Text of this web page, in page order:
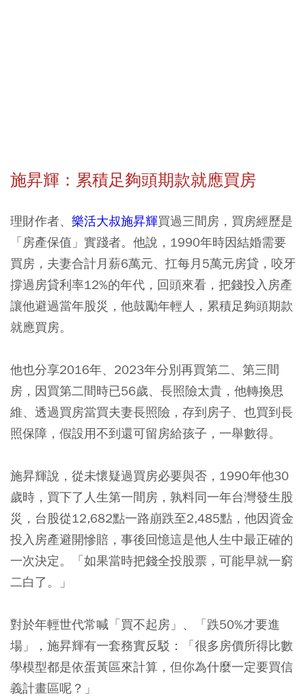
施昇輝：累積足夠頭期款就應買房
理財作者、 樂活大叔施昇輝買過三間房，買房經歷是
「房產保值」實踐者。他說，1990年時因結婚需要
買房，夫妻合計月薪6萬元、扛每月5萬元房貸，咬牙
撐過房貸利率12%的年代，回頭來看，把錢投入房產
讓他避過當年股災，他鼓勵年輕人，累積足夠頭期款
就應買房。
他也分享2016年、2023年分別再買第二、第三間
房，因買第二間時已56歲、長照險太貴，他轉換思
維、透過買房當買夫妻長照險，存到房子、也買到長
照保障，假設用不到還可留房給孩子，一舉數得。
施昇輝說，從未懷疑過買房必要與否，1990年他30
歲時，買下了人生第一間房，孰料同一年台灣發生股
災，台股從12,682點一路崩跌至2,485點，他因資金
投入房產避開慘賠，事後回憶這是他人生中最正確的
一次決定。「如果當時把錢全投股票，可能早就一窮
二白了。」
對於年輕世代常喊「買不起房」、「跌50%才要進
場」，施昇輝有一套務實反駁：「很多房價所得比數
學模型都是依蛋黃區來計算，但你為什麼一定要買信
義計畫區呢？」